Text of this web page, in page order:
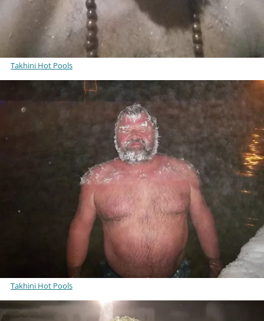
Takhini Hot Pools
Takhini Hot Pools